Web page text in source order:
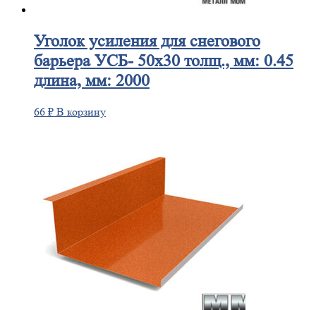
Уголокусиления для снегового
барьера УСБ- 50х30 толщ., мм: 0.45
длина, мм: 2000
66 ₽ В корзину